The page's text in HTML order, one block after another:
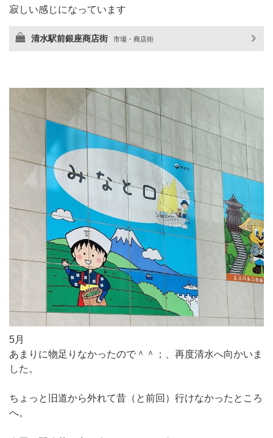
寂しい感じになっています
清水駅前銀座商店街 市場・商店街
5月
あまりに物足りなかったので＾＾；、再度清水へ向かいま
した。
ちょっと旧道から外れて昔（と前回）行けなかったところ
へ。